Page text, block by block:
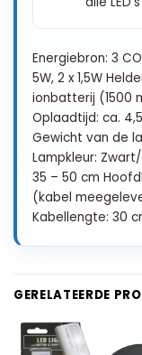
Energiebron: 3
5W, 2 x 1,5W
ionbatterij (1500
Oplaadtijd: ca.
Gewicht van de
Lampkleur:
35 – 50 cm
(kabel
Kabellengte: 30
GERELATEERDE